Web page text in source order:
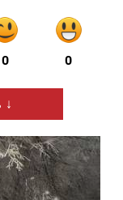
0 0
↓